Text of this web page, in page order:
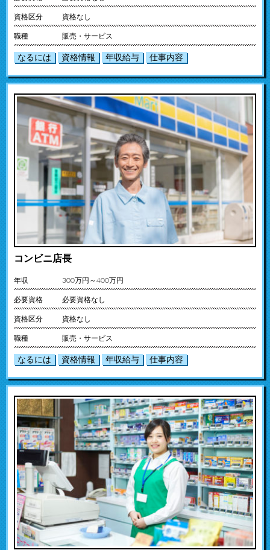
資格区分 資格なし
職種 販売・サービス
なるには 資格情報 年収給与 仕事内容
コンビニ店長
年収 300万円～400万円
必要資格 必要資格なし
資格区分 資格なし
職種 販売・サービス
なるには 資格情報 年収給与 仕事内容